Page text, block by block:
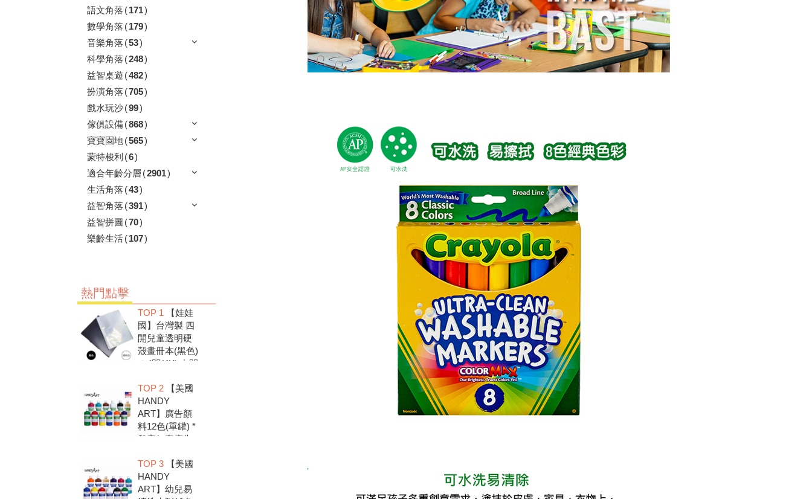
語文角落 (171)
數學角落 (179)
音樂角落 (53)
科學角落 (248)
益智桌遊 (482)
扮演角落 (705)
戲水玩沙(99)
傢俱設備(868)
寶寶園地(565)
蒙特梭利 (6)
適合年齡分層 (2901)
生活角落 (43)
益智角落 (391)
益智拼圖 (70)
樂齡生活(107)
熱門點擊
TOP 1 【娃娃
國】台灣製 四
開兒童透明硬
殼畫冊本(黑色)
＊4開(4K).中間
扣.資料袋.圖畫
紙收集冊.收納
冊
TOP 2【美國
HANDY
ART】廣告顏
料12色(單罐) *
兒童無毒廣告
放心，彩繪DIY
超有趣
TOP 3【美國
HANDY
ART】幼兒易